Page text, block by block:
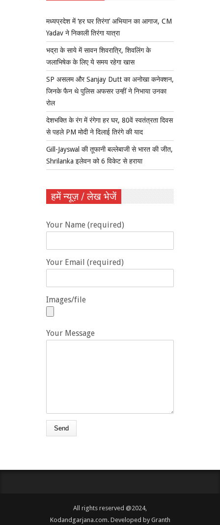
मध्यप्रदेश में ‘हर घर तिरंगा’ अभियान का आगाज, CM
Yadav ने निकाली तिरंगा यात्रा
भद्रा के साये में सावन शिवरात्रि, शिवलिंग के
जलाभिषेक के लिए ये समय रहेगा खास
SP असलम और Sanjay Dutt का अनोखा कनेक्शन,
जिनके फैन थे पुलिस अफसर उन्हीं ने निभाया उनका
रोल
देशभक्ति के रंग में रंगेगा हर घर, 80वें स्वतंत्रता दिवस
से पहले PM मोदी ने दिलाई तिरंगे की याद
Gill-Jayswal की तूफानी बल्लेबाजी से भारत की जीत,
Shrilanka इलेवन को 6 विकेट से हराया
हमें न्यूज़ / लेख भेजें
Your Name (required)
Your Email (required)
Images/file
Your Message
All rights reserved @2024,
Kodandgarjana.com. Developed by Granth